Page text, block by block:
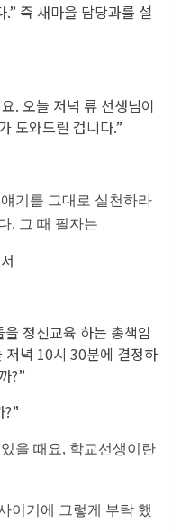
즉 새마을 담당과를 설
. 오늘 저녁 류 선생님이
도와드릴 겁니다.”
기를 그대로 실천하라
. 그 때 필자는
정신교육 하는 총책임
저녁 10시 30분에 결정하
?”
을 때요, 학교선생이란
이기에 그렇게 부탁 했